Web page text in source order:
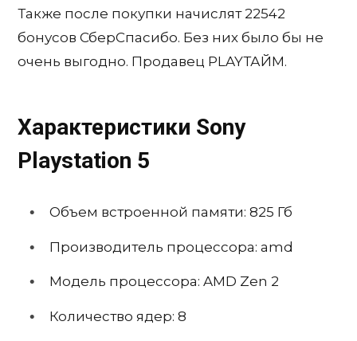
Также после покупки начислят 22542
бонусов СберСпасибо. Без них было бы не
очень выгодно. Продавец PLAYТАЙМ.
Характеристики Sony
Playstation 5
Объем встроенной памяти: 825 Гб
Производитель процессора: amd
Модель процессора: AMD Zen 2
Количество ядер: 8